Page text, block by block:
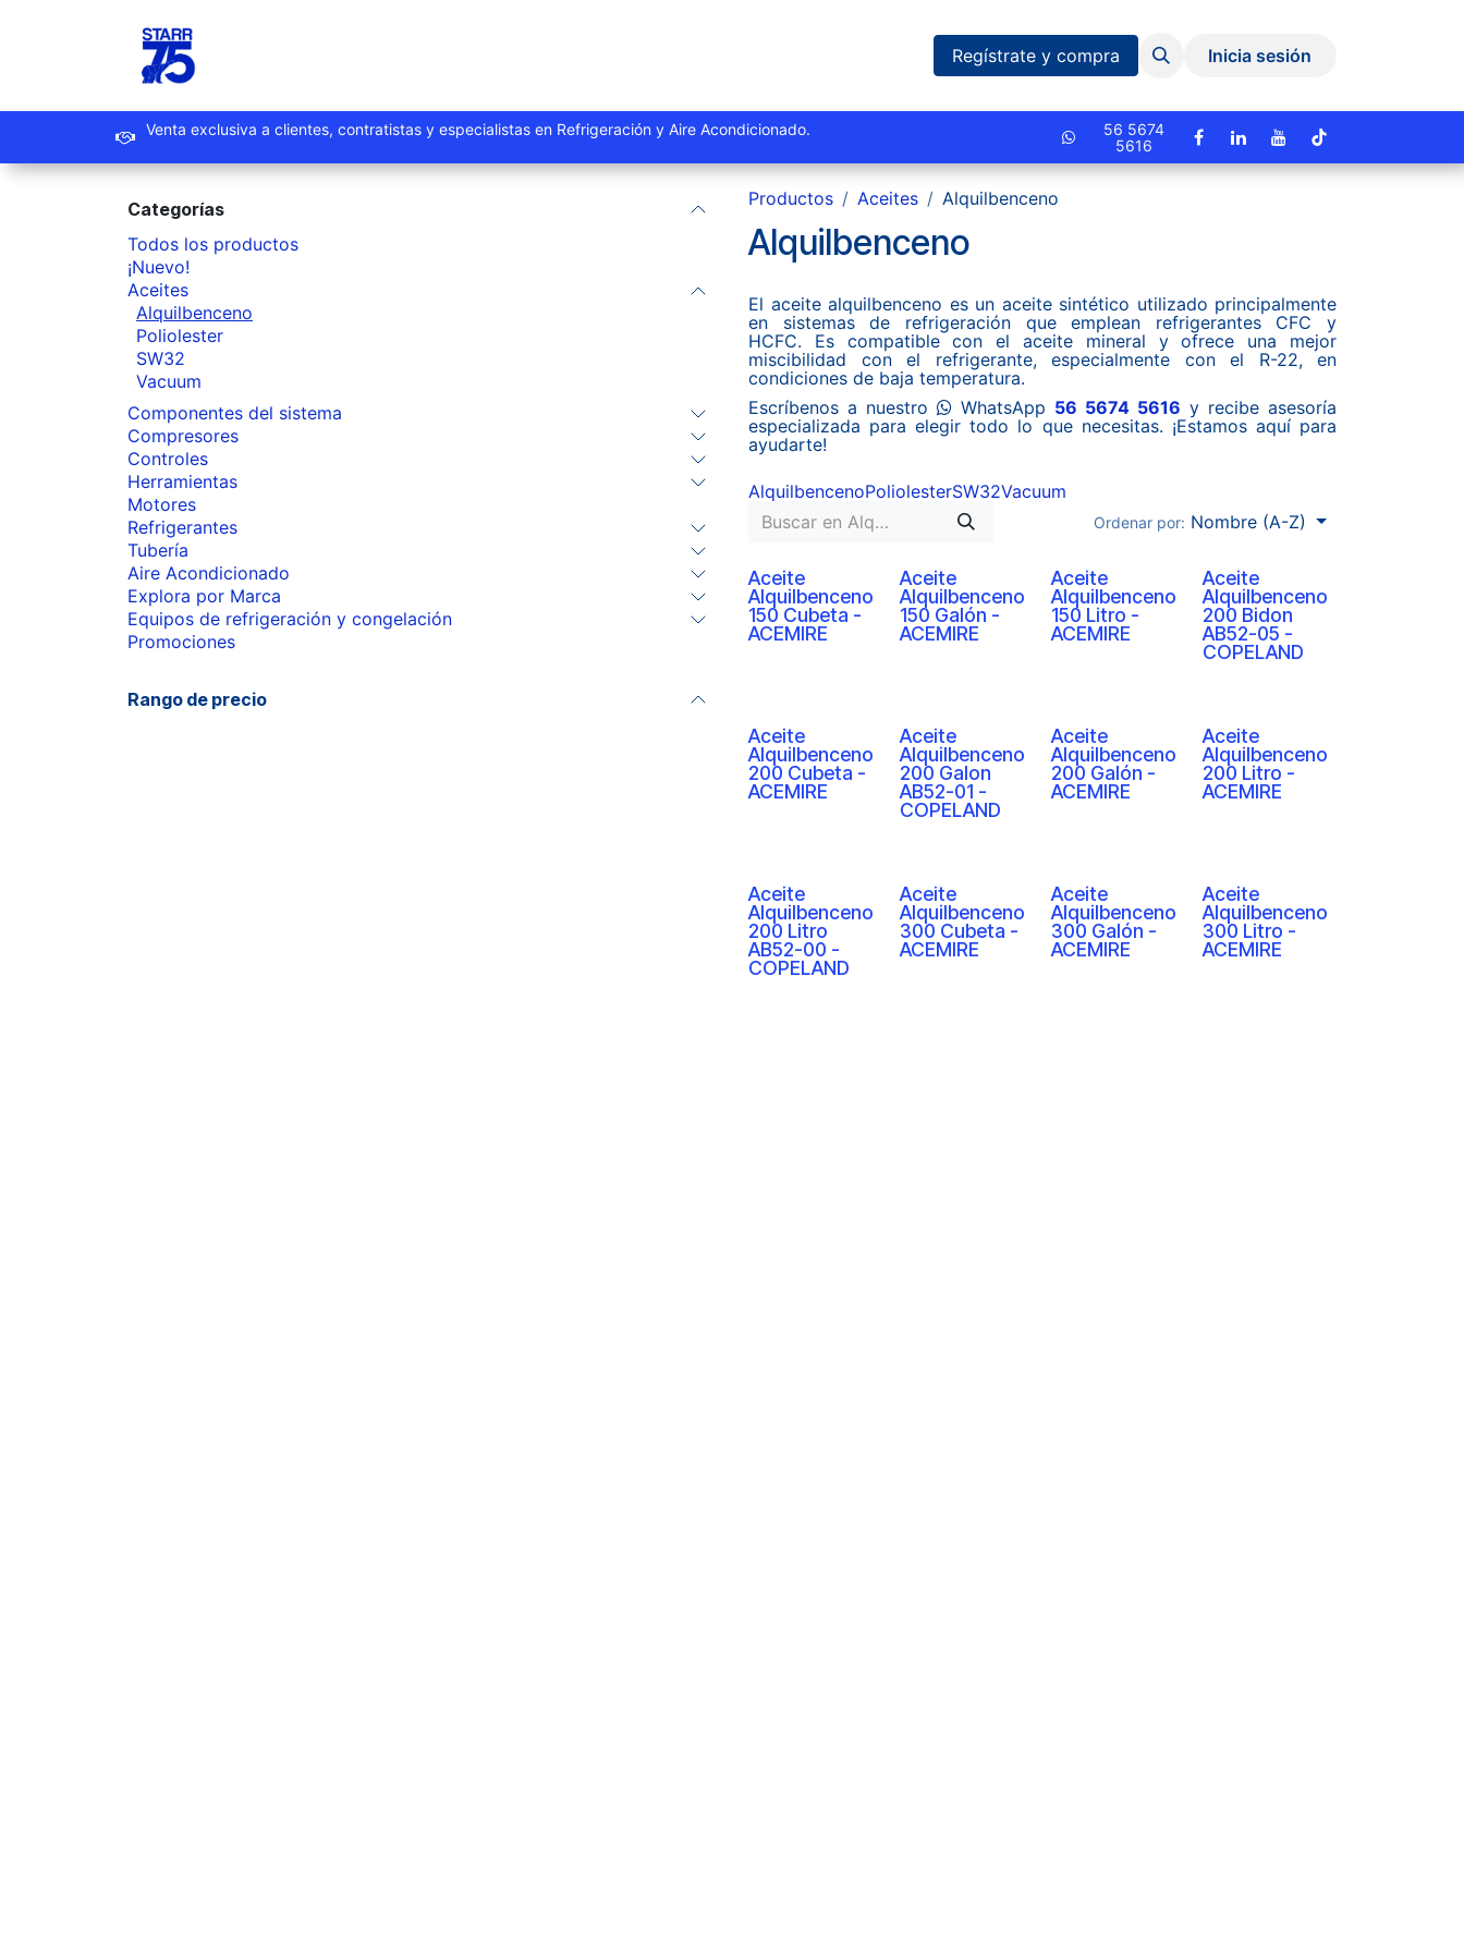
Sucursales Eventos y Capacitaciones Quiniela
Regístrate y compra Inicia sesión
Venta exclusiva a clientes, contratistas y especialistas en Refrigeración y Aire Acondicionado.
56 5674
5616
Categorías
Todos los productos
¡Nuevo!
Aceites
Alquilbenceno
Poliolester
SW32
Vacuum
Componentes del sistema
Compresores
Controles
Herramientas
Motores
Refrigerantes
Tubería
Aire Acondicionado
Explora por Marca
Equipos de refrigeración y congelación
Promociones
Rango de precio
Productos Aceites Alquilbenceno
Alquilbenceno
El aceite alquilbenceno es un aceite sintético utilizado principalmente
en sistemas de refrigeración que emplean refrigerantes CFC y
HCFC. Es compatible con el aceite mineral y ofrece una mejor
miscibilidad con el refrigerante, especialmente con el R-22, en
condiciones de baja temperatura.
Escríbenos a nuestro
​WhatsApp 56 5674 5616 y recibe asesoría
especializada para elegir todo lo que necesitas. ¡Estamos aquí para
ayudarte!
AlquilbencenoPoliolesterSW32Vacuum
Ordenar por: Nombre (A-Z)
Aceite
Alquilbenceno
150 Cubeta -
ACEMIRE
Aceite
Alquilbenceno
150 Galón -
ACEMIRE
Aceite
Alquilbenceno
150 Litro -
ACEMIRE
Aceite
Alquilbenceno
200 Bidon
AB52-05 -
COPELAND
Aceite
Alquilbenceno
200 Cubeta -
ACEMIRE
Aceite
Alquilbenceno
200 Galon
AB52-01 -
COPELAND
Aceite
Alquilbenceno
200 Galón -
ACEMIRE
Aceite
Alquilbenceno
200 Litro -
ACEMIRE
Aceite
Alquilbenceno
200 Litro
AB52-00 -
COPELAND
Aceite
Alquilbenceno
300 Cubeta -
ACEMIRE
Aceite
Alquilbenceno
300 Galón -
ACEMIRE
Aceite
Alquilbenceno
300 Litro -
ACEMIRE